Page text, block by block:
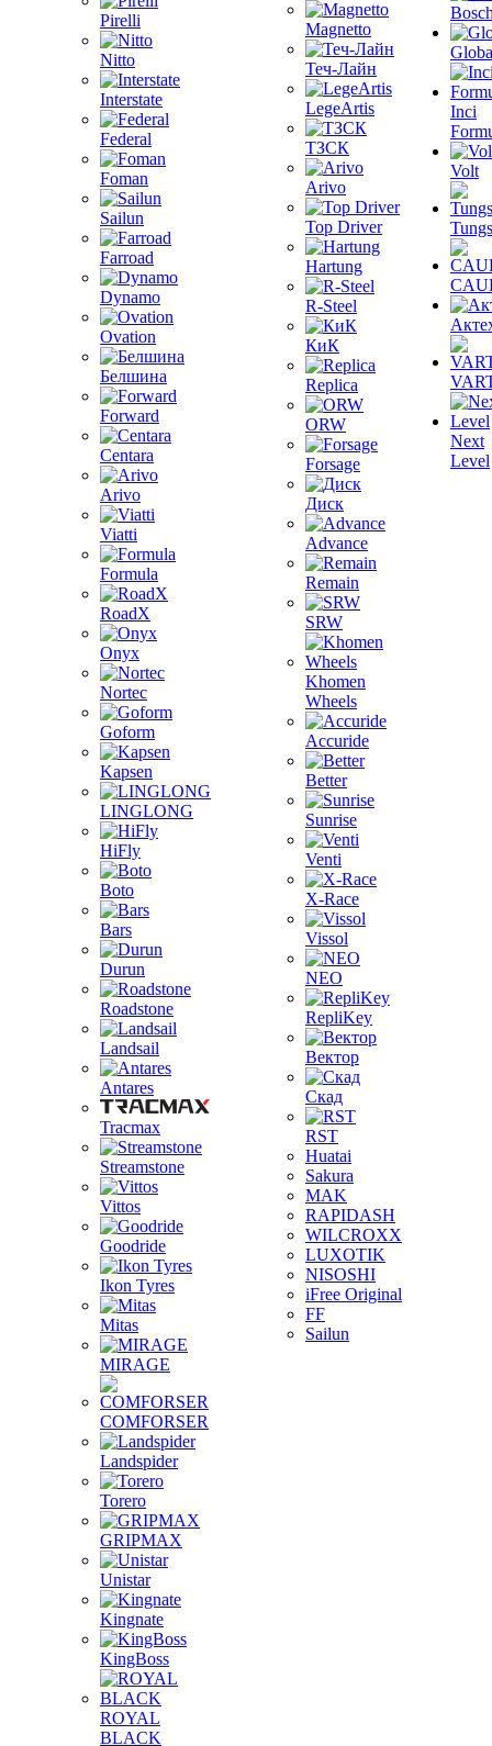
Pirelli
Nitto
Interstate
Federal
Foman
Sailun
Farroad
Dynamo
Ovation
Белшина
Forward
Centara
Arivo
Viatti
Formula
RoadX
Onyx
Nortec
Goform
Kapsen
LINGLONG
HiFly
Boto
Bars
Durun
Roadstone
Landsail
Antares
Tracmax
Streamstone
Vittos
Goodride
Ikon Tyres
Mitas
MIRAGE
COMFORSER
Landspider
Torero
GRIPMAX
Unistar
Kingnate
KingBoss
ROYAL
BLACK
Magnetto
Теч-Лайн
LegeArtis
ТЗСК
Arivo
Top Driver
Hartung
R-Steel
КиК
Replica
ORW
Forsage
Диск
Advance
Remain
SRW
Khomen
Wheels
Accuride
Better
Sunrise
Venti
X-Race
Vissol
NEO
RepliKey
Вектор
Скад
RST
Huatai
Sakura
MAK
RAPIDASH
WILCROXX
LUXOTIK
NISOSHI
iFree Original
FF
Sailun
Inci
Volt
Next
Level